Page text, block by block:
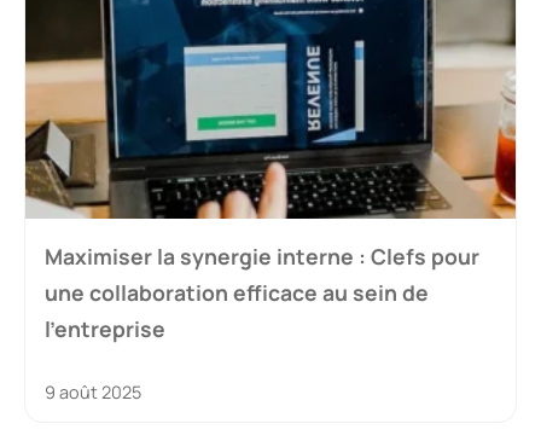
Maximiser la synergie interne : Clefs pour
une collaboration efficace au sein de
l’entreprise
9 août 2025